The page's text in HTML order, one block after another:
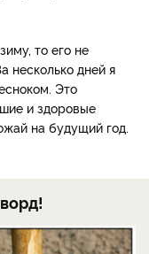
то его не
несколько дней я
Это
и здоровые
на будущий год.